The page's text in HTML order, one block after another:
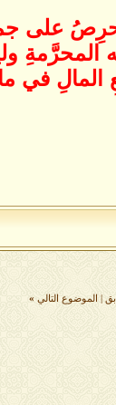
على
المحرَّمةِ
في ما
الموضوع التالي »